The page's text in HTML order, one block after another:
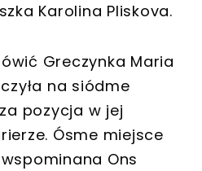
Karolina Pliskova.
Greczynka Maria
na siódme
pozycja w jej
Ósme miejsce
Ons